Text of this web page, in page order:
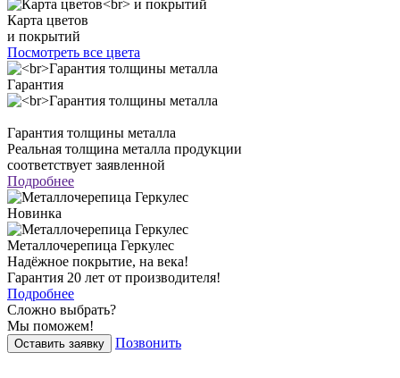
Карта цветов
и покрытий
Посмотреть все цвета
Гарантия
Гарантия толщины металла
Реальная толщина металла продукции
соответствует заявленной
Подробнее
Новинка
Металлочерепица Геркулес
Надёжное покрытие, на века!
Гарантия 20 лет от производителя!
Подробнее
Сложно выбрать?
Мы поможем!
Оставить заявку Позвонить